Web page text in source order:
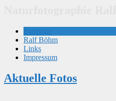
Ralf Böhm
Links
Impressum
Aktuelle Fotos